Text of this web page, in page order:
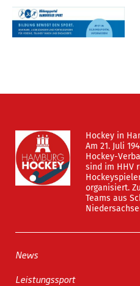
Hockey in
Am 21. Juli
Hockey-
sind im HHV
organisiert.
Teams aus
News
Leistungssport